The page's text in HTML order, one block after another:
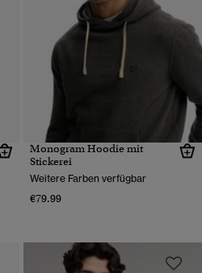
Monogram Hoodie mit
Stickerei
Weitere Farben verfügbar
€79.99